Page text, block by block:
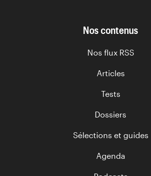
Nos contenus
Nos flux RSS
Articles
Tests
Dossiers
Sélections et guides
Agenda